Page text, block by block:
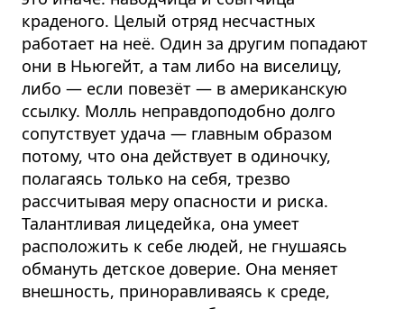
краденого. Целый отряд несчастных
работает на неё. Один за другим попадают
они в Ньюгейт, а там либо на виселицу,
либо — если повезёт — в американскую
ссылку. Молль неправдоподобно долго
сопутствует удача — главным образом
потому, что она действует в одиночку,
полагаясь только на себя, трезво
рассчитывая меру опасности и риска.
Талантливая лицедейка, она умеет
расположить к себе людей, не гнушаясь
обмануть детское доверие. Она меняет
внешность, приноравливаясь к среде,